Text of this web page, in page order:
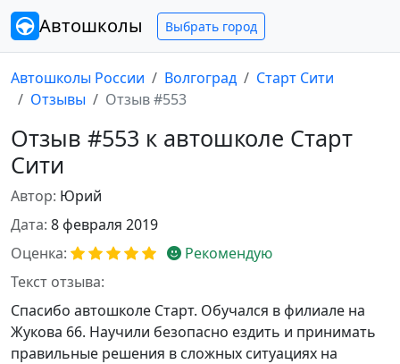
Автошколы Выбрать город
Автошколы России Волгоград
Старт Сити
Отзывы
Отзыв #553
Отзыв #553 к автошколе Старт
Сити
Автор: Юрий
Дата: 8 февраля 2019
Оценка:
Рекомендую
Текст отзыва:
Спасибо автошколе Старт. Обучался в филиале на
Жукова 66. Научили безопасно ездить и принимать
правильные решения в сложных ситуациях на